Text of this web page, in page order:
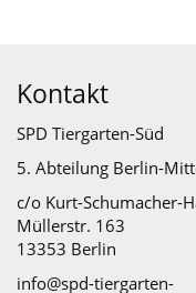
Kontakt
SPD Tiergarten-Süd
5. Abteilung Berlin-
c/o Kurt-Schumacher-
Müllerstr. 163
13353 Berlin
info@spd-tiergarten-